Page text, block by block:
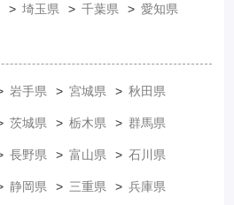
埼玉県 千葉県 愛知県
岩手県 宮城県 秋田県
茨城県 栃木県 群馬県
長野県 富山県 石川県
静岡県 三重県 兵庫県